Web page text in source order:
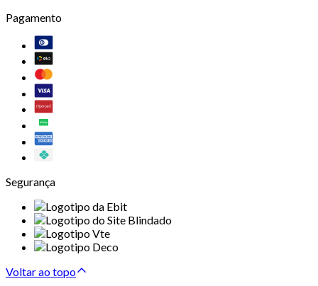
Pagamento
Segurança
Voltar ao topo